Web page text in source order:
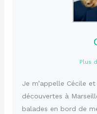
Plus
Je m’appelle Cécile
découvertes à
balades en bord de